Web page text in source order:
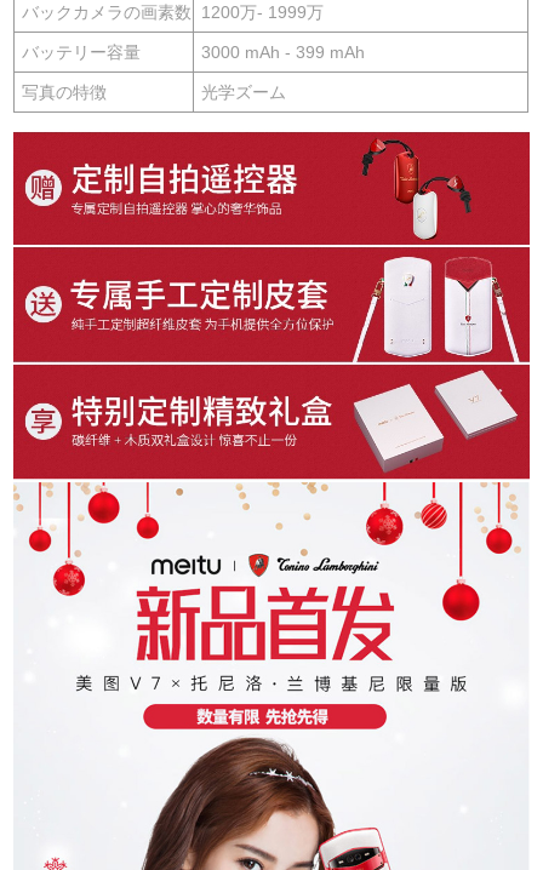
バックカメラの画素数 1200万- 1999万
バッテリー容量 3000 mAh - 399 mAh
写真の特徴 光学ズーム